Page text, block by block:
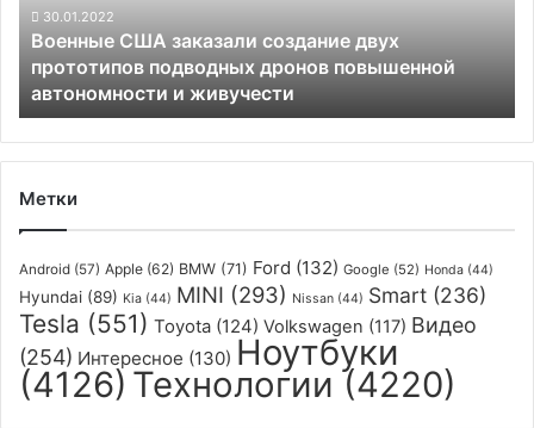
подводных
дронов
повышенной
автономности
и
живучести
30.01.2022
Военные США заказали создание двух
прототипов подводных дронов повышенной
автономности и живучести
Метки
Android (57) Apple (62) BMW (71) Ford (132) Google (52) Honda (44)
Hyundai (89) Kia (44) MINI (293) Nissan (44) Smart (236)
Tesla (551) Toyota (124) Volkswagen (117) Видео
(254) Интересное (130) Ноутбуки
(4126) Технологии (4220)